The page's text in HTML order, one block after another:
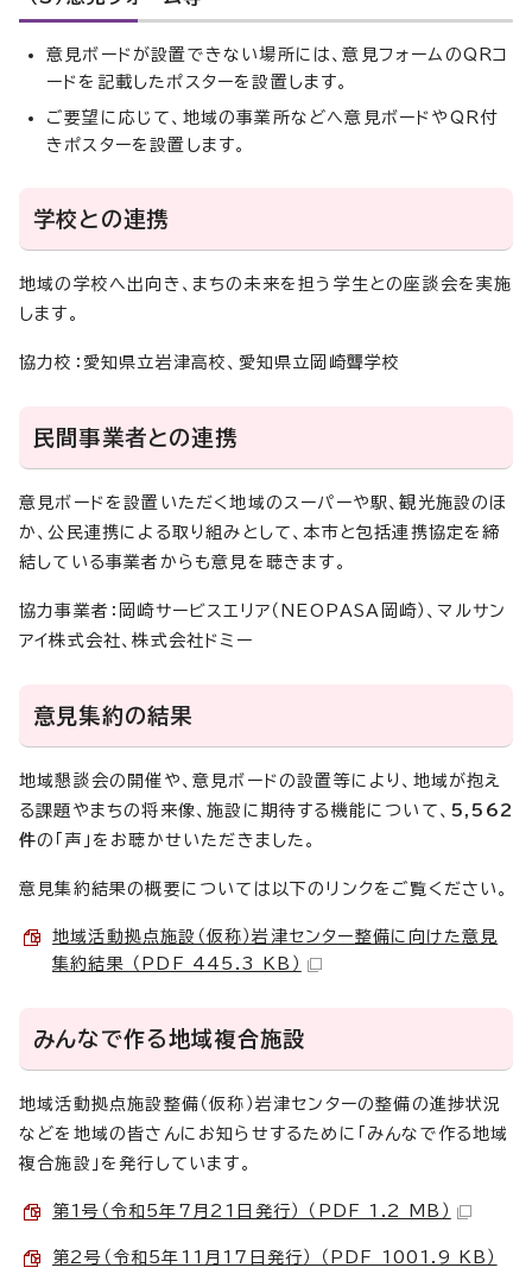
意見ボードが設置できない場所には、意見フォームのQRコ
ードを記載したポスターを設置します。
ご要望に応じて、地域の事業所などへ意見ボードやQR付
きポスターを設置します。
学校との連携
地域の学校へ出向き、まちの未来を担う学生との座談会を実施
します。
協力校：愛知県立岩津高校、愛知県立岡崎聾学校
民間事業者との連携
意見ボードを設置いただく地域のスーパーや駅、観光施設のほ
か、公民連携による取り組みとして、本市と包括連携協定を締
結している事業者からも意見を聴きます。
協力事業者：岡崎サービスエリア（NEOPASA岡崎）、マルサン
アイ株式会社、株式会社ドミー
意見集約の結果
地域懇談会の開催や、意見ボードの設置等により、地域が抱え
る課題やまちの将来像、施設に期待する機能について、 5,562
件の「声」をお聴かせいただきました。
意見集約結果の概要については以下のリンクをご覧ください。
地域活動拠点施設（仮称）岩津センター整備に向けた意見
集約結果 （PDF 445.3 KB）
みんなで作る地域複合施設
地域活動拠点施設整備（仮称）岩津センターの整備の進捗状況
などを地域の皆さんにお知らせするために「みんなで作る地域
複合施設」を発行しています。
第1号（令和5年7月21日発行） （PDF 1.2 MB）
第2号（令和5年11月17日発行） （PDF 1001.9 KB）